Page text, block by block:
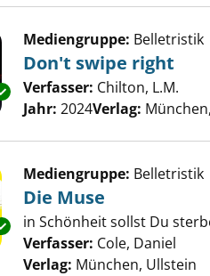
Exemplar-Details von Don't
Mediengruppe: Belletristik
Don't swipe right
Verfasser: Chilton, L.M.
Jahr: 2024Verlag:
Exemplar-Details von Die
Mediengruppe: Belletristik
Die Muse
in Schönheit sollst Du
Verfasser: Cole, Daniel
Verlag: München, Ullstein